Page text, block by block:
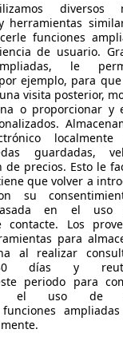
1
2022 83.792
diversos
herramientas
funciones
de usuario.
le
ejemplo, para
visita posterior,
o proporcionar y
guardadas,
precios. Esto le
que volver a
su
en el
Los
para
al realizar
días y
periodo para
el uso de
funciones